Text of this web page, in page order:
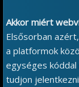
Akkor miért
Elsősorban
a platformok
egységes
tudjon